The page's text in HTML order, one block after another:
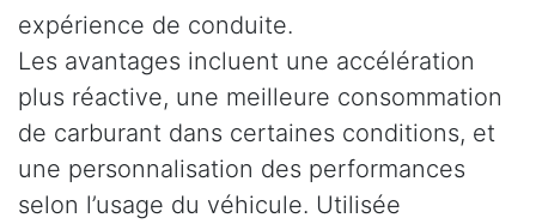
expérience de conduite.
Les avantages incluent une accélération
plus réactive, une meilleure consommation
de carburant dans certaines conditions, et
une personnalisation des performances
selon l’usage du véhicule. Utilisée